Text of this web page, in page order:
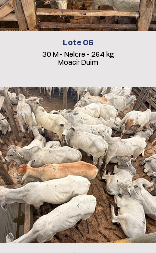
Lote 06
30 M - Nelore - 264 kg
Moacir Duim